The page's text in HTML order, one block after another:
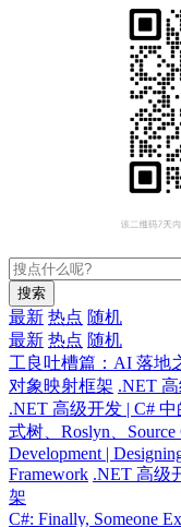
搜索
最新 热点 随机
最新 热点 随机
工良吐槽篇：AI 落地
对象映射框架 .NET
.NET 高级开发 | C#
式树、Roslyn、Source
Development |
Framework .NET 高级
架
C#: Finally, Someone